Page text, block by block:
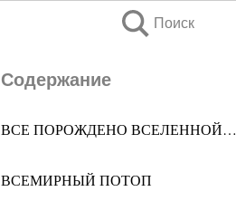
Поиск
Содержание
ВСЕ ПОРОЖДЕНО ВСЕЛЕННОЙ…
ВСЕМИРНЫЙ ПОТОП